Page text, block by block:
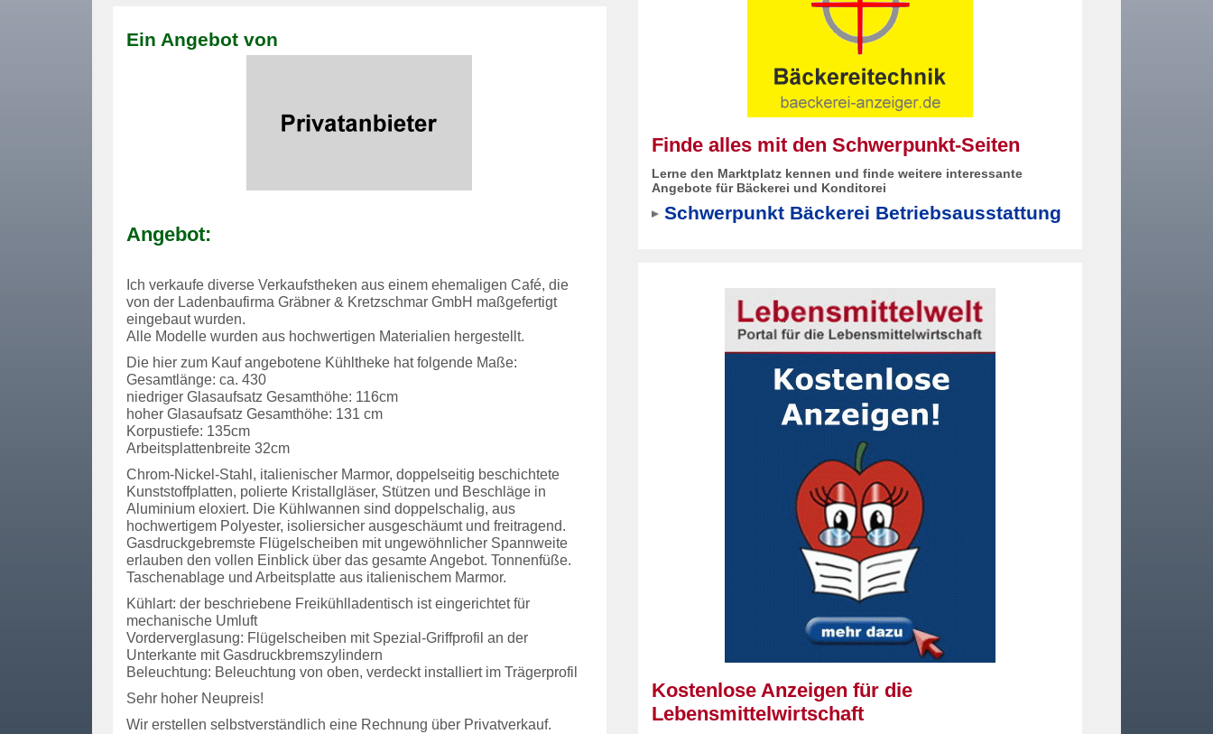
Ein Angebot von
Angebot:
Ich verkaufe diverse Verkaufstheken aus einem ehemaligen Café, die
von der Ladenbaufirma Gräbner & Kretzschmar GmbH maßgefertigt
eingebaut wurden.
Alle Modelle wurden aus hochwertigen Materialien hergestellt.
Die hier zum Kauf angebotene Kühltheke hat folgende Maße:
Gesamtlänge: ca. 430
niedriger Glasaufsatz Gesamthöhe: 116cm
hoher Glasaufsatz Gesamthöhe: 131 cm
Korpustiefe: 135cm
Arbeitsplattenbreite 32cm
Chrom-Nickel-Stahl, italienischer Marmor, doppelseitig beschichtete
Kunststoffplatten, polierte Kristallgläser, Stützen und Beschläge in
Aluminium eloxiert. Die Kühlwannen sind doppelschalig, aus
hochwertigem Polyester, isoliersicher ausgeschäumt und freitragend.
Gasdruckgebremste Flügelscheiben mit ungewöhnlicher Spannweite
erlauben den vollen Einblick über das gesamte Angebot. Tonnenfüße.
Taschenablage und Arbeitsplatte aus italienischem Marmor.
Kühlart: der beschriebene Freikühlladentisch ist eingerichtet für
mechanische Umluft
Vorderverglasung: Flügelscheiben mit Spezial-Griffprofil an der
Unterkante mit Gasdruckbremszylindern
Beleuchtung: Beleuchtung von oben, verdeckt installiert im Trägerprofil
Sehr hoher Neupreis!
Wir erstellen selbstverständlich eine Rechnung über Privatverkauf.
Finde alles mit den Schwerpunkt-Seiten
Lerne den Marktplatz kennen und finde weitere interessante
Angebote für Bäckerei und Konditorei
Schwerpunkt Bäckerei Betriebsausstattung
Kostenlose Anzeigen für die
Lebensmittelwirtschaft